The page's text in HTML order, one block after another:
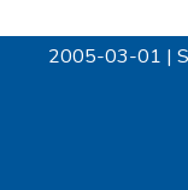
next
2005-03-01 |